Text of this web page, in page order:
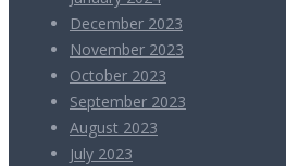
December 2023
November 2023
October 2023
September 2023
August 2023
July 2023